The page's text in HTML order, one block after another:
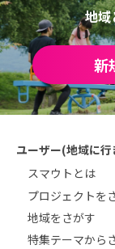
地域
新
ユーザー(地域に
スマウトとは
プロジェクトを
地域をさがす
特集テーマから